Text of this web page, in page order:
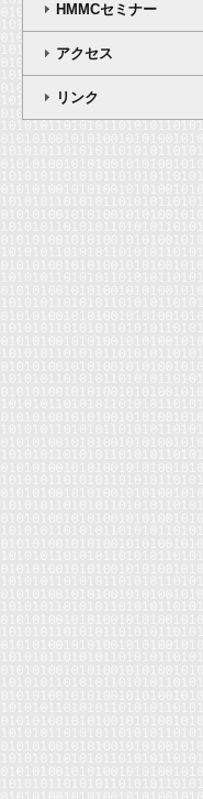
HMMCセミナー
アクセス
リンク